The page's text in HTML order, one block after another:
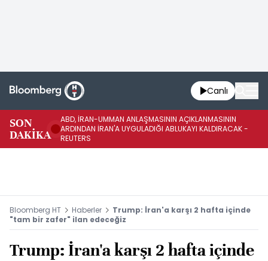
Canlı
SON
DAKİKA
ABD, İRAN-UMMAN ANLAŞMASININ AÇIKLANMASININ
ARDINDAN İRAN'A UYGULADIĞI ABLUKAYI KALDIRACAK -
REUTERS
Bloomberg HT Haberler
Trump: İran'a karşı 2 hafta içinde
"tam bir zafer" ilan edeceğiz
Trump: İran'a karşı 2 hafta içinde